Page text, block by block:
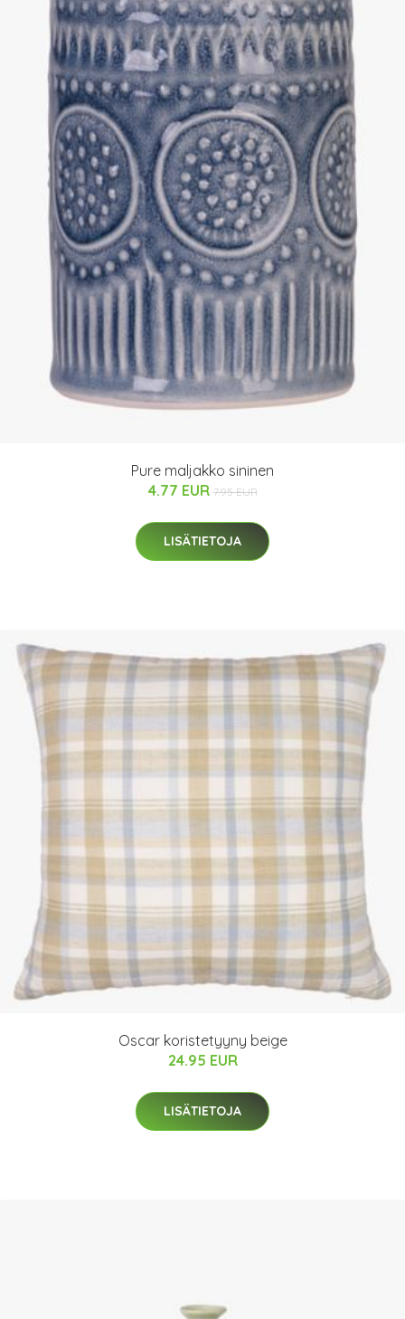
Pure maljakko sininen
4.77 EUR 7.95 EUR
LISÄTIETOJA
Oscar koristetyyny beige
24.95 EUR
LISÄTIETOJA